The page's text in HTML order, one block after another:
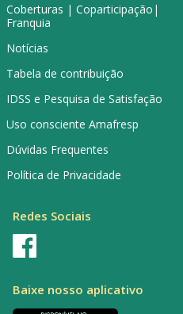
Coberturas | Coparticipação|
Franquia
Notícias
Tabela de contribuição
IDSS e Pesquisa de Satisfação
Uso consciente Amafresp
Dúvidas Frequentes
Política de Privacidade
Redes Sociais
Baixe nosso aplicativo